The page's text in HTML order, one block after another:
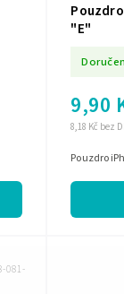
"E"
8,18 Kč bez
9,90
Pouzdro
081-